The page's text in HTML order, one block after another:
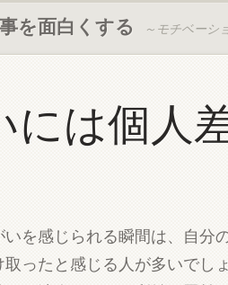
を面白くする ～モチベーシ
には個人
を感じられる瞬間は、自分
ったと感じる人が多いでし